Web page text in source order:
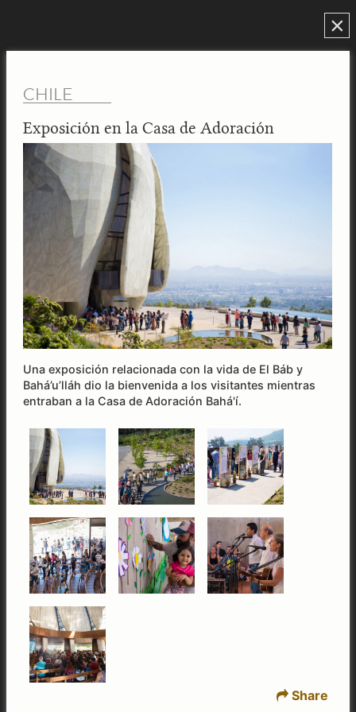
×
CHILE
Exposición en la Casa de Adoración
Una exposición relacionada con la vida de El Báb y
Bahá’u’lláh dio la bienvenida a los visitantes mientras
entraban a la Casa de Adoración Bahá'í.
Share